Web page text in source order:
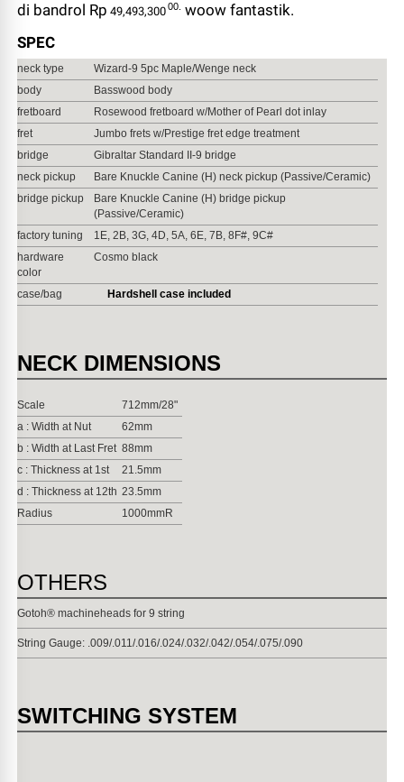
di bandrol Rp 49,493,300 00. woow fantastik.
SPEC
neck type
Wizard-9 5pc Maple/Wenge neck
body
Basswood body
fretboard
Rosewood fretboard w/Mother of Pearl dot inlay
fret
Jumbo frets w/Prestige fret edge treatment
bridge
Gibraltar Standard II-9 bridge
neck pickup
Bare Knuckle Canine (H) neck pickup (Passive/Ceramic)
bridge pickup
Bare Knuckle Canine (H) bridge pickup
(Passive/Ceramic)
factory tuning
1E, 2B, 3G, 4D, 5A, 6E, 7B, 8F#, 9C#
hardware
color
Cosmo black
case/bag Hardshell case included
NECK DIMENSIONS
Scale
712mm/28"
a : Width at Nut
62mm
b : Width at Last Fret 88mm
c : Thickness at 1st
21.5mm
d : Thickness at 12th 23.5mm
Radius
1000mmR
OTHERS
Gotoh® machineheads for 9 string
String Gauge: .009/.011/.016/.024/.032/.042/.054/.075/.090
SWITCHING SYSTEM